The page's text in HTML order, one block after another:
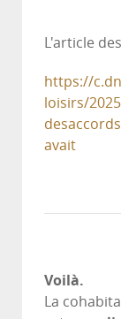
L'article
https://
loisirs/
avait
Voilà.
La